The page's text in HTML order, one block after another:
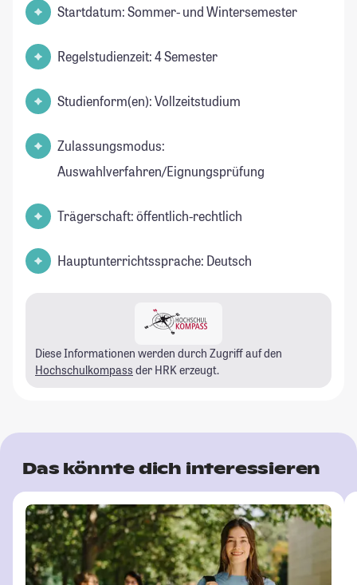
Startdatum: Sommer- und Wintersemester
Regelstudienzeit: 4 Semester
Studienform(en): Vollzeitstudium
Zulassungsmodus:
Auswahlverfahren/Eignungsprüfung
Trägerschaft: öffentlich-rechtlich
Hauptunterrichtssprache: Deutsch
Diese Informationen werden durch Zugriff auf den
Hochschulkompass der HRK erzeugt.
Das könnte dich interessieren